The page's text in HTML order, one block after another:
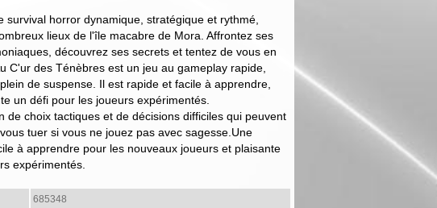
survival horror dynamique, stratégique et rythmé,
lieux de l'île macabre de Mora. Affrontez ses
découvrez ses secrets et tentez de vous en
C'ur des Ténèbres est un jeu au gameplay rapide,
de suspense. Il est rapide et facile à apprendre,
un défi pour les joueurs expérimentés.
de choix tactiques et de décisions difficiles qui peuvent
tuer si vous ne jouez pas avec sagesse.Une
à apprendre pour les nouveaux joueurs et plaisante
expérimentés.
685348